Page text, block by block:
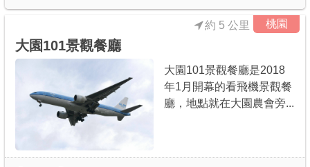
桃園
大園101景觀餐廳
約 5 公里
大園101景觀餐廳是2018
年1月開幕的看飛機景觀餐
廳，地點就在大園農會旁...